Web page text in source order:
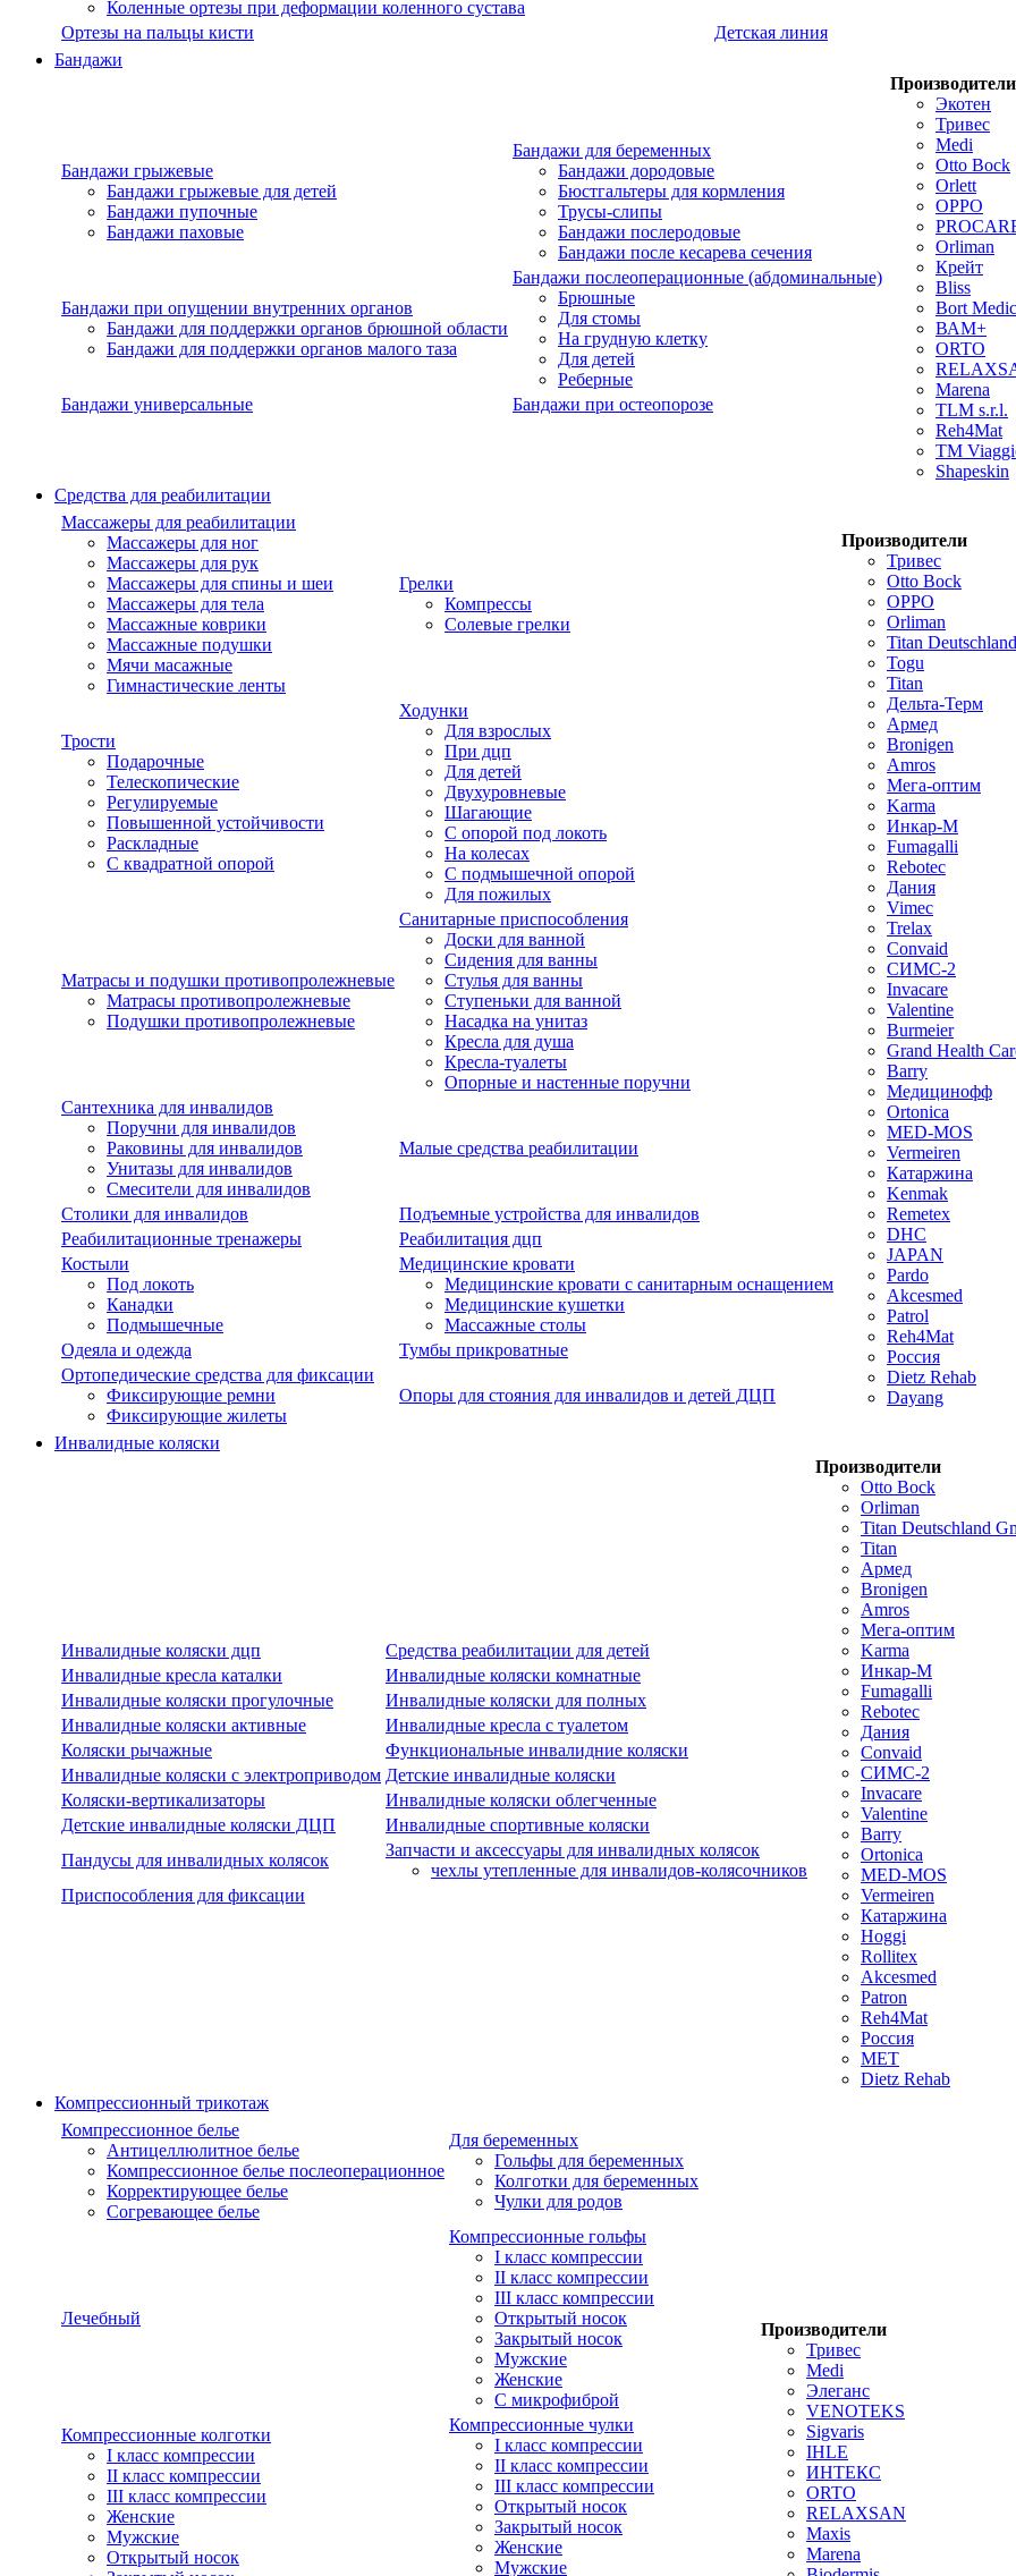
Коленные ортезы при деформации коленного сустава
Ортезы на пальцы кисти
Детская линия
Бандажи
Бандажи грыжевые
Бандажи грыжевые для детей
Бандажи пупочные
Бандажи паховые
Бандажи для беременных
Бандажи дородовые
Бюстгальтеры для кормления
Трусы-слипы
Бандажи послеродовые
Бандажи после кесарева сечения
Бандажи при опущении внутренних органов
Бандажи для поддержки органов брюшной области
Бандажи для поддержки органов малого таза
Бандажи послеоперационные (абдоминальные)
Брюшные
Для стомы
На грудную клетку
Для детей
Реберные
Бандажи универсальные
Бандажи при остеопорозе
Производители
Экотен
Тривес
Medi
Otto Bock
Orlett
OPPO
Orliman
Крейт
Bliss
Bort
ВАМ+
ORTO
Marena
TLM s.r.l.
Reh4Mat
TM
Shapeskin
Средства для реабилитации
Массажеры для реабилитации
Массажеры для ног
Массажеры для рук
Массажеры для спины и шеи
Массажеры для тела
Массажные коврики
Массажные подушки
Мячи масажные
Гимнастические ленты
Грелки
Компрессы
Солевые грелки
Трости
Подарочные
Телескопические
Регулируемые
Повышенной устойчивости
Раскладные
С квадратной опорой
Ходунки
Для взрослых
При дцп
Для детей
Двухуровневые
Шагающие
С опорой под локоть
На колесах
С подмышечной опорой
Для пожилых
Матрасы и подушки противопролежневые
Матрасы противопролежневые
Подушки противопролежневые
Санитарные приспособления
Доски для ванной
Сидения для ванны
Стулья для ванны
Ступеньки для ванной
Насадка на унитаз
Кресла для душа
Кресла-туалеты
Опорные и настенные поручни
Сантехника для инвалидов
Поручни для инвалидов
Раковины для инвалидов
Унитазы для инвалидов
Смесители для инвалидов
Малые средства реабилитации
Столики для инвалидов
Подъемные устройства для инвалидов
Реабилитационные тренажеры
Реабилитация дцп
Костыли
Под локоть
Канадки
Подмышечные
Медицинские кровати
Медицинские кровати с санитарным оснащением
Медицинские кушетки
Массажные столы
Одеяла и одежда
Тумбы прикроватные
Ортопедические средства для фиксации
Фиксирующие ремни
Фиксирующие жилеты
Опоры для стояния для инвалидов и детей ДЦП
Производители
Тривес
Otto Bock
OPPO
Orliman
Titan
Togu
Titan
Дельта-Терм
Армед
Bronigen
Amros
Мега-оптим
Karma
Инкар-М
Fumagalli
Rebotec
Дания
Vimec
Trelax
Convaid
СИМС-2
Invacare
Valentine
Burmeier
Grand Health
Barry
Медицинофф
Ortonica
MED-MOS
Vermeiren
Катаржина
Kenmak
Remetex
DHC
JAPAN
Pardo
Akcesmed
Patrol
Reh4Mat
Россия
Dietz Rehab
Dayang
Инвалидные коляски
Инвалидные коляски дцп
Средства реабилитации для детей
Инвалидные кресла каталки
Инвалидные коляски комнатные
Инвалидные коляски прогулочные
Инвалидные коляски для полных
Инвалидные коляски активные
Инвалидные кресла с туалетом
Коляски рычажные
Функциональные инвалидние коляски
Инвалидные коляски с электроприводом Детские инвалидные коляски
Коляски-вертикализаторы
Инвалидные коляски облегченные
Детские инвалидные коляски ДЦП
Инвалидные спортивные коляски
Пандусы для инвалидных колясок
Запчасти и аксессуары для инвалидных колясок
чехлы утепленные для инвалидов-колясочников
Приспособления для фиксации
Производители
Otto Bock
Orliman
Titan Deutschland
Titan
Армед
Bronigen
Amros
Мега-оптим
Karma
Инкар-М
Fumagalli
Rebotec
Дания
Convaid
СИМС-2
Invacare
Valentine
Barry
Ortonica
MED-MOS
Vermeiren
Катаржина
Hoggi
Rollitex
Akcesmed
Patron
Reh4Mat
Россия
МЕТ
Dietz Rehab
Компрессионный трикотаж
Компрессионное белье
Антицеллюлитное белье
Компрессионное белье послеоперационное
Корректирующее белье
Согревающее белье
Для беременных
Гольфы для беременных
Колготки для беременных
Чулки для родов
Лечебный
Компрессионные гольфы
I класс компрессии
II класс компрессии
III класс компрессии
Открытый носок
Закрытый носок
Мужские
Женские
С микрофиброй
Компрессионные колготки
I класс компрессии
II класс компрессии
III класс компрессии
Женские
Мужские
Открытый носок
Компрессионные чулки
I класс компрессии
II класс компрессии
III класс компрессии
Открытый носок
Закрытый носок
Женские
Мужские
Производители
Тривес
Medi
Элеганс
VENOTEKS
Sigvaris
IHLE
ИНТЕКС
ORTO
RELAXSAN
Maxis
Marena